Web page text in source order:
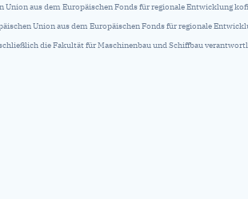
Union aus dem Europäischen Fonds für regionale Entwicklung
Union aus dem Europäischen Fonds für regionale
die Fakultät für Maschinenbau und Schiffbau